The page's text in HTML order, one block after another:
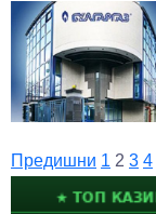
Предишни 1 2 3 4